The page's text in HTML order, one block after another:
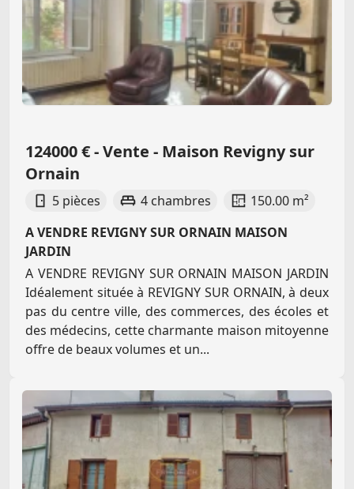
124000 € - Vente - Maison Revigny sur
Ornain
5 pièces 4 chambres
150.00 m²
A VENDRE REVIGNY SUR ORNAIN MAISON
JARDIN
A VENDRE REVIGNY SUR ORNAIN MAISON JARDIN
Idéalement située à REVIGNY SUR ORNAIN, à deux
pas du centre ville, des commerces, des écoles et
des médecins, cette charmante maison mitoyenne
offre de beaux volumes et un...